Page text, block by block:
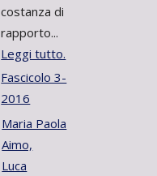
costanza di
rapporto...
Leggi tutto.
Fascicolo 3-
2016
Maria Paola
Aimo,
Luca